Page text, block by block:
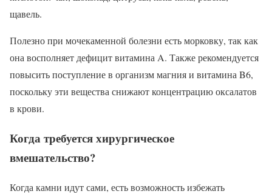
щавель.
Полезно при мочекаменной болезни есть морковку, так как
она восполняет дефицит витамина A. Также рекомендуется
повысить поступление в организм магния и витамина B6,
поскольку эти вещества снижают концентрацию оксалатов
в крови.
Когда требуется хирургическое
вмешательство?
Когда камни идут сами, есть возможность избежать